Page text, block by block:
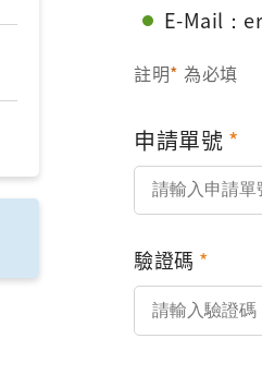
E-Mail：
註明* 為必填
申請單號
驗證碼